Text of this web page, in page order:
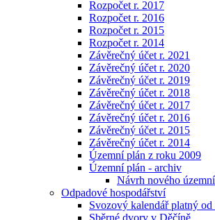
Rozpočet r. 2017
Rozpočet r. 2016
Rozpočet r. 2015
Rozpočet r. 2014
Závěrečný účet r. 2021
Závěrečný účet r. 2020
Závěrečný účet r. 2019
Závěrečný účet r. 2018
Závěrečný účet r. 2017
Závěrečný účet r. 2016
Závěrečný účet r. 2015
Závěrečný účet r. 2014
Územní plán z roku 2009
Územní plán - archiv
Návrh nového
Odpadové hospodářství
Svozový kalendář platný od
Sběrné dvory v Děčíně